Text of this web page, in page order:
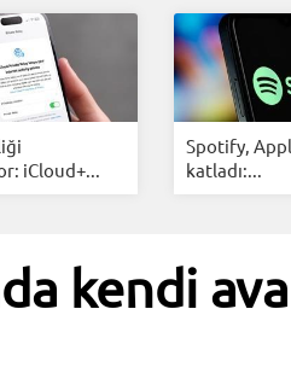
Dondurma İnstagram
iCloud+...
Spotify,
katladı:...
kendi